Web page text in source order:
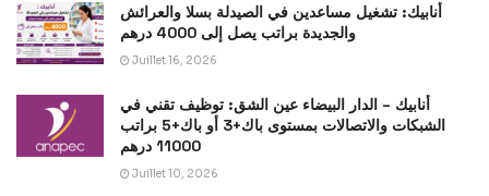
أنابيك: تشغيل مساعدين في الصيدلة بسلا والعرائش
والجديدة براتب يصل إلى 4000 درهم
Juillet 16, 2026
أنابيك – الدار البيضاء عين الشق: توظيف تقني في
الشبكات والاتصالات بمستوى باك+3 أو باك+5 براتب
11000 درهم
Juillet 10, 2026